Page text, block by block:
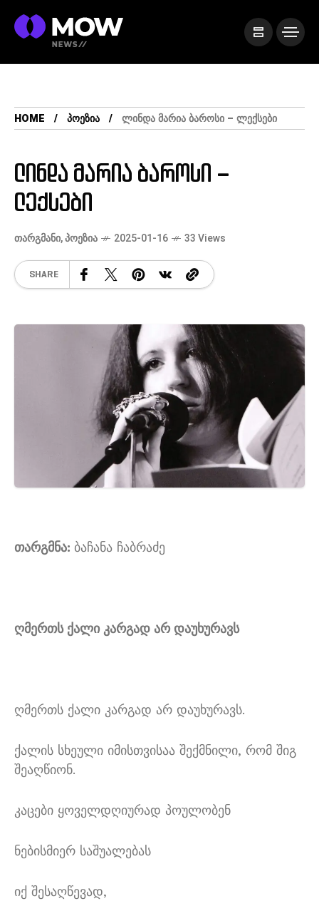
HOME ᲞᲝᲔᲖᲘᲐ ᲚᲘᲜᲓᲐ ᲛᲐᲠᲘᲐ ᲑᲐᲠᲝᲡᲘ – ᲚᲔᲥᲡᲔᲑᲘ
ლინდა მარია ბაროსი –
ლექსები
ᲗᲐᲠᲒᲛᲐᲜᲘ,ᲞᲝᲔᲖᲘᲐ 2025-01-16 33 Views
SHARE
თარგმნა: ბაჩანა ჩაბრაძე
ღმერთს ქალი კარგად არ დაუხურავს
ღმერთს ქალი კარგად არ დაუხურავს.
ქალის სხეული იმისთვისაა შექმნილი, რომ შიგ
შეაღწიონ.
კაცები ყოველდღიურად პოულობენ
ნებისმიერ საშუალებას
იქ შესაღწევად,